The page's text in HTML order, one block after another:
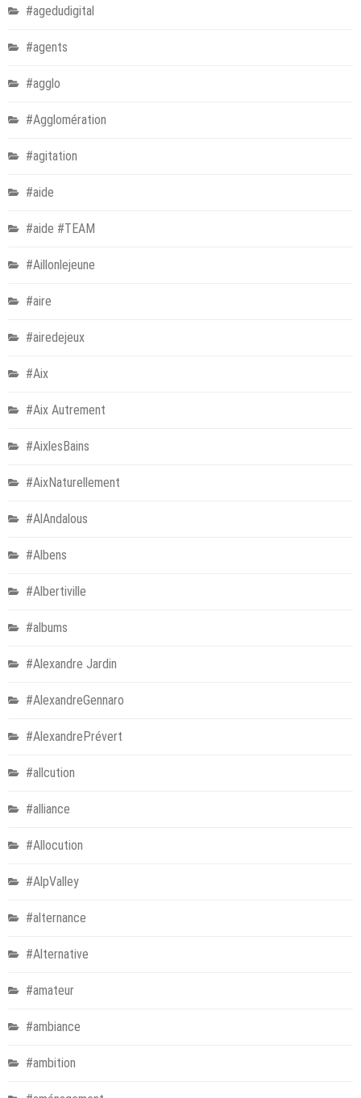
#agedudigital
#agents
#agglo
#Agglomération
#agitation
#aide
#aide #TEAM
#Aillonlejeune
#aire
#airedejeux
#Aix
#Aix Autrement
#AixlesBains
#AixNaturellement
#AlAndalous
#Albens
#Albertiville
#albums
#Alexandre Jardin
#AlexandreGennaro
#AlexandrePrévert
#allcution
#alliance
#Allocution
#AlpValley
#alternance
#Alternative
#amateur
#ambiance
#ambition